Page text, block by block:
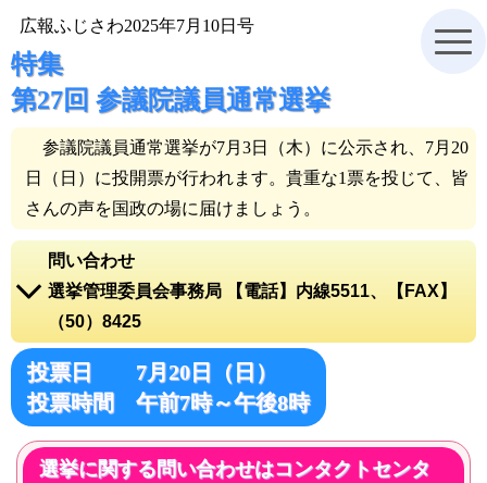
広報ふじさわ2025年7月10日号
特集
第27回 参議院議員通常選挙
参議院議員通常選挙が7月3日（木）に公示され、7月20
日（日）に投開票が行われます。貴重な1票を投じて、皆
さんの声を国政の場に届けましょう。
問い合わせ
選挙管理委員会事務局 【電話】内線5511、【FAX】
（50）8425
電話をかける【電話】内線5511
選挙管理委員会事務局ホームページ
投票日 7月20日（日）
投票時間 午前7時～午後8時
選挙に関する問い合わせはコンタクトセンタ